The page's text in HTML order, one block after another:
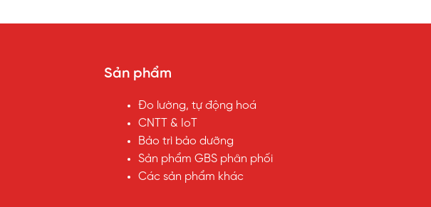
Sản phẩm
Đo lường, tự động hoá
CNTT & IoT
Bảo trì bảo dưỡng
Sản phẩm GBS phân phối
Các sản phẩm khác